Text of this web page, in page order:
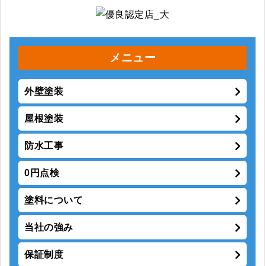
メニュー
外壁塗装
屋根塗装
防水工事
0円点検
塗料について
当社の強み
保証制度